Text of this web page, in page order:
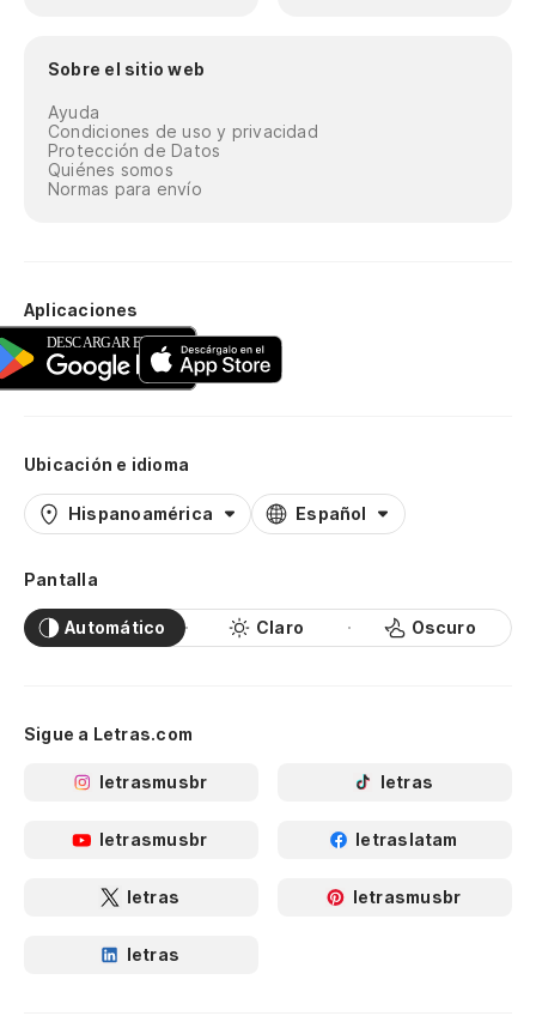
Sobre el sitio web
Ayuda
Condiciones de uso y privacidad
Protección de Datos
Quiénes somos
Normas para envío
Aplicaciones
Ubicación e idioma
Hispanoamérica Español
Pantalla
Automático Claro Oscuro
Sigue a Letras.com
letrasmusbr letras
letrasmusbr letraslatam
letras letrasmusbr
letras